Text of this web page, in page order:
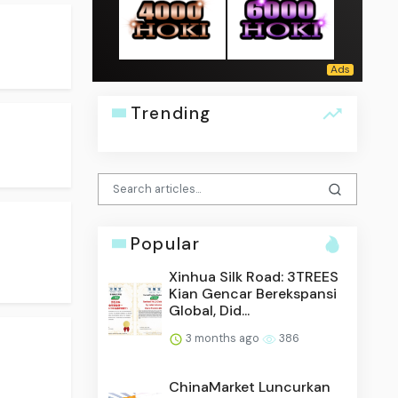
Trending
Popular
Xinhua Silk Road: 3TREES
Kian Gencar Berekspansi
Global, Did...
3 months ago 386
ChinaMarket Luncurkan